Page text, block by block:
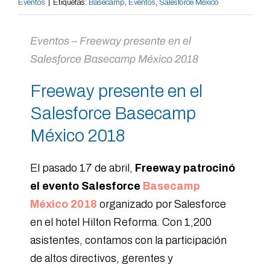
Eventos Etiquetas: Basecamp, Eventos, Salesforce México
Eventos – Freeway presente en el
Salesforce Basecamp México 2018
Freeway presente en el
Salesforce Basecamp
México 2018
El pasado 17 de abril, Freeway patrocinó
el evento Salesforce Basecamp
México 2018 organizado por Salesforce
en el hotel Hilton Reforma. Con 1,200
asistentes, contamos con la participación
de altos directivos, gerentes y